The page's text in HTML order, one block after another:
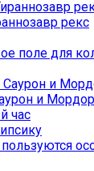
рекс
поле для
и Мордор
час